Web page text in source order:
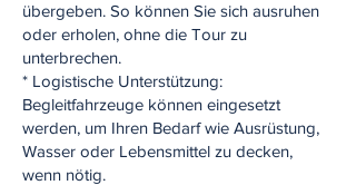
übergeben. So können Sie sich ausruhen
oder erholen, ohne die Tour zu
unterbrechen.
* Logistische Unterstützung:
Begleitfahrzeuge können eingesetzt
werden, um Ihren Bedarf wie Ausrüstung,
Wasser oder Lebensmittel zu decken,
wenn nötig.